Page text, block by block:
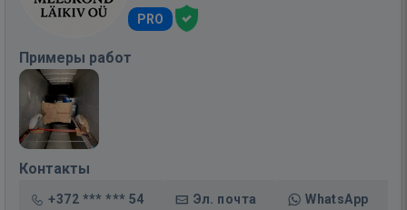
PRO
Примеры работ
Контакты
+372 *** *** 54 Эл. почта WhatsApp